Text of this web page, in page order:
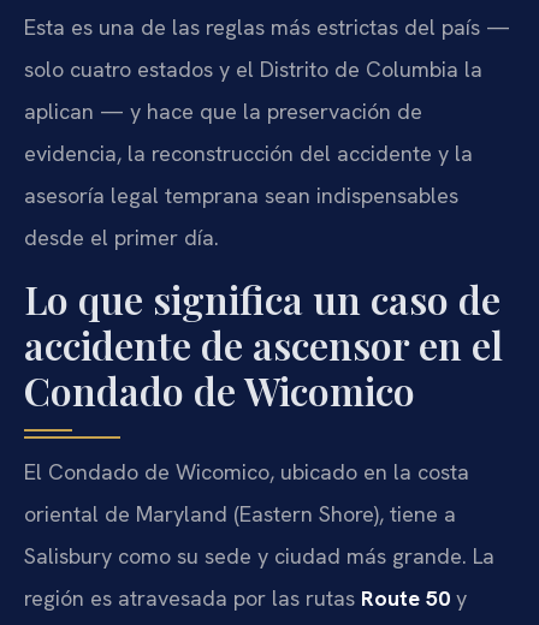
Esta es una de las reglas más estrictas del país —
solo cuatro estados y el Distrito de Columbia la
aplican — y hace que la preservación de
evidencia, la reconstrucción del accidente y la
asesoría legal temprana sean indispensables
desde el primer día.
Lo que significa un caso de
accidente de ascensor en el
Condado de Wicomico
El Condado de Wicomico, ubicado en la costa
oriental de Maryland (Eastern Shore), tiene a
Salisbury como su sede y ciudad más grande. La
región es atravesada por las rutas Route 50 y